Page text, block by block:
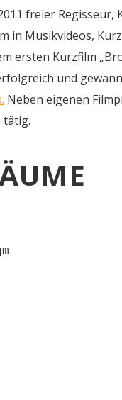
freier Regisseur,
in Musikvideos,
ersten Kurzfilm
und
Neben eigenen
tätig.